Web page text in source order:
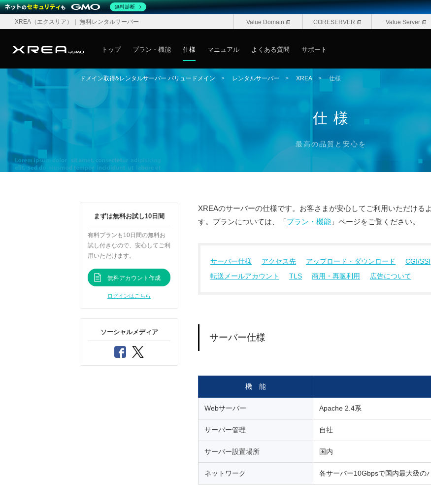
XREA （エクスリア） ｜ 無料レンタルサーバー Value Domain CORESERVER Value Server
トップ プラン・機能 仕様 マニュアル よくある質問 サポート
ドメイン取得&レンタルサーバー バリュードメイン > レンタルサーバー > XREA >仕様
仕 様
最高の品質と安心を
XREAのサーバーの仕様です。お客さまが安心してご利用いただける
す。プランについては、「プラン・機能 」ページをご覧ください。
サーバー仕様 アクセス先 アップロード・ダウンロード CGI/SSI
転送メールアカウント
TLS 商用・再販利用 広告について
サーバー仕様
機 能
Webサーバー Apache 2.4系
サーバー管理 自社
サーバー設置場所 国内
ネットワーク 各サーバー10Gbpsで国内最大級の
まずは無料お試し10日間
有料プランも10日間の無料お
試し付きなので、安心してご利
用いただけます。
無料アカウント作成
ログインはこちら
ソーシャルメディア
無料診断